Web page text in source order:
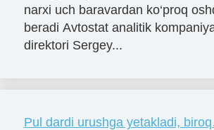
narxi uch baravardan ko‘proq
beradi Avtostat analitik
direktori Sergey...
Pul dardi urushga yetakladi,